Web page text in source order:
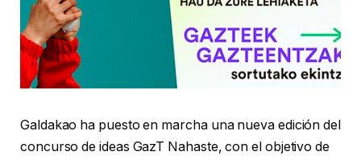
Galdakao ha puesto en marcha una nueva edición del
concurso de ideas GazT Nahaste, con el objetivo de